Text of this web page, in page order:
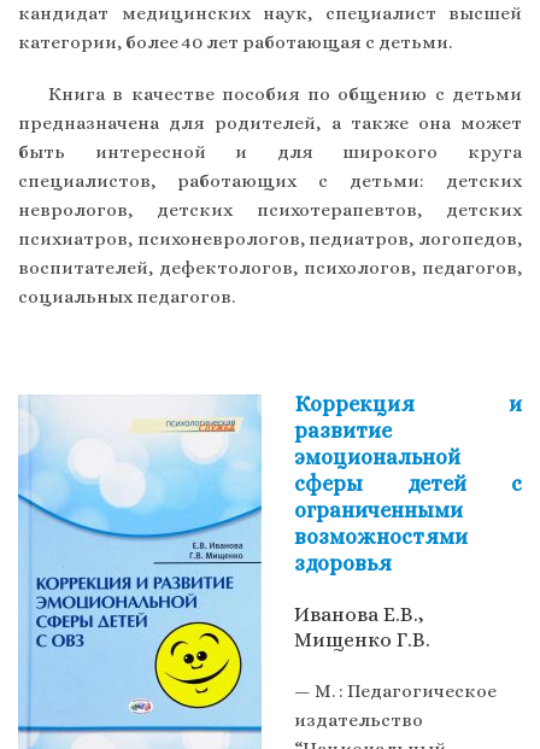
кандидат медицинских наук, специалист высшей
категории, более 40 лет работающая с детьми.
Книга в качестве пособия по общению с детьми
предназначена для родителей, а также она может
быть интересной и для широкого круга
специалистов, работающих с детьми: детских
неврологов, детских психотерапевтов, детских
психиатров, психоневрологов, педиатров, логопедов,
воспитателей, дефектологов, психологов, педагогов,
социальных педагогов.
Коррекция и
развитие
эмоциональной
сферы детей с
ограниченными
возможностями
здоровья
Иванова Е.В.,
Мищенко Г.В.
— М. : Педагогическое
издательство